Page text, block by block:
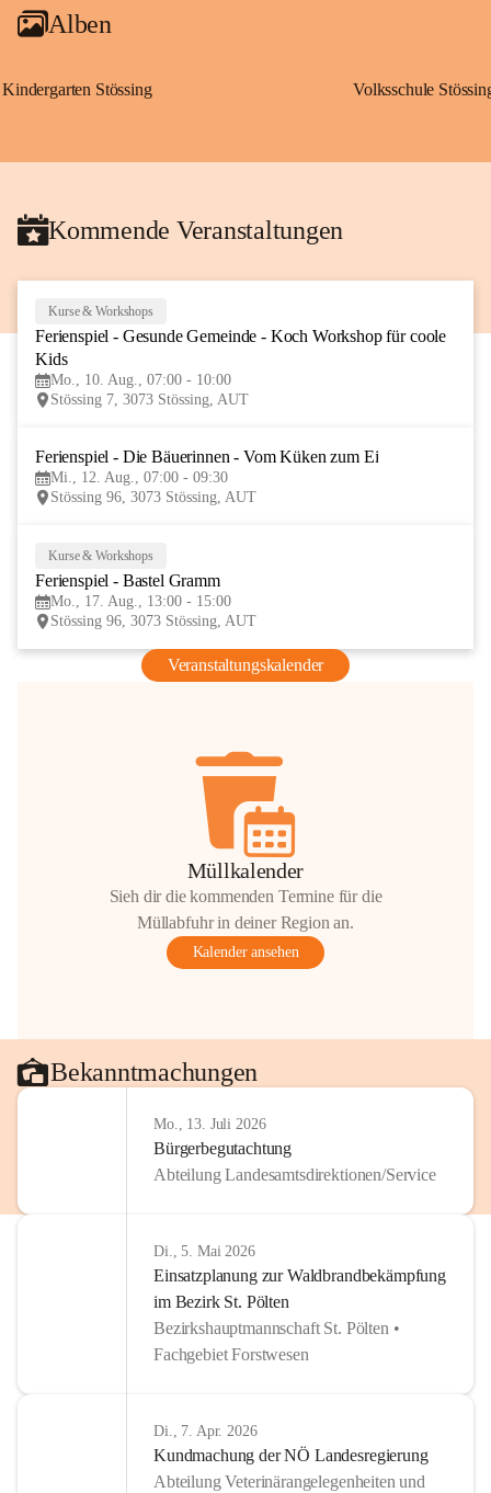
Alben
Kindergarten Stössing Volksschule
Kommende Veranstaltungen
AUG
Kurse & Workshops
Ferienspiel - Gesunde Gemeinde - Koch Workshop für coole
Kids
Mo., 10. Aug., 07:00 - 10:00
Stössing 7, 3073 Stössing, AUT
Ferienspiel - Die Bäuerinnen - Vom Küken zum Ei
Mi., 12. Aug., 07:00 - 09:30
Stössing 96, 3073 Stössing, AUT
Kurse & Workshops
Ferienspiel - Bastel Gramm
Mo., 17. Aug., 13:00 - 15:00
Stössing 96, 3073 Stössing, AUT
Veranstaltungskalender
Müllkalender
Sieh dir die kommenden Termine für die
Müllabfuhr in deiner Region an.
Kalender ansehen
Bekanntmachungen
Mo., 13. Juli 2026
Bürgerbegutachtung
Abteilung Landesamtsdirektionen/Service
Di., 5. Mai 2026
Einsatzplanung zur Waldbrandbekämpfung
im Bezirk St. Pölten
Bezirkshauptmannschaft St. Pölten •
Fachgebiet Forstwesen
Di., 7. Apr. 2026
Kundmachung der NÖ Landesregierung
Abteilung Veterinärangelegenheiten und